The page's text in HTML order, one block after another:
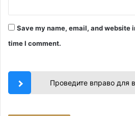
Save my name, email, and website
time I comment.
Проведите вправо для